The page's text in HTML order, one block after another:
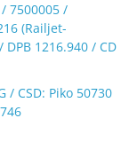
7500005 /
(Railjet-
1216.940 / CD
/ CSD: Piko 50730